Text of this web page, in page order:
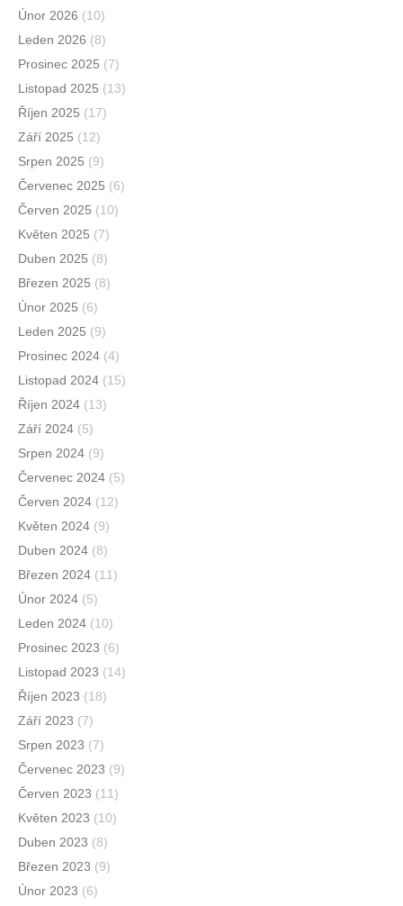
Únor 2026 (10)
Leden 2026 (8)
Prosinec 2025 (7)
Listopad 2025 (13)
Říjen 2025 (17)
Září 2025 (12)
Srpen 2025 (9)
Červenec 2025 (6)
Červen 2025 (10)
Květen 2025 (7)
Duben 2025 (8)
Březen 2025 (8)
Únor 2025 (6)
Leden 2025 (9)
Prosinec 2024 (4)
Listopad 2024 (15)
Říjen 2024 (13)
Září 2024 (5)
Srpen 2024 (9)
Červenec 2024 (5)
Červen 2024 (12)
Květen 2024 (9)
Duben 2024 (8)
Březen 2024 (11)
Únor 2024 (5)
Leden 2024 (10)
Prosinec 2023 (6)
Listopad 2023 (14)
Říjen 2023 (18)
Září 2023 (7)
Srpen 2023 (7)
Červenec 2023 (9)
Červen 2023 (11)
Květen 2023 (10)
Duben 2023 (8)
Březen 2023 (9)
Únor 2023 (6)